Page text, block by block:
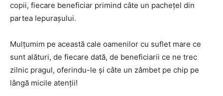
copii, fiecare beneficiar primind câte un pachețel din
partea Iepurașului.
Mulțumim pe această cale oamenilor cu suflet mare ce
sunt alături, de fiecare dată, de beneficiarii ce ne trec
zilnic pragul, oferindu-le și câte un zâmbet pe chip pe
lângă micile atenții!